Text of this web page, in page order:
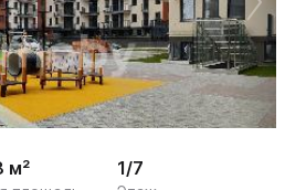
15
м² 1/7